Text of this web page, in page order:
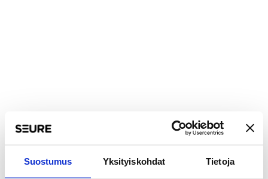
Suostumus Yksityiskohdat Tietoja